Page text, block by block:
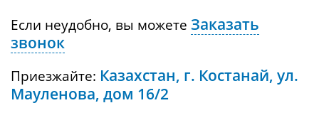
Если неудобно, вы можете Заказать
звонок
Приезжайте: Казахстан, г. Костанай, ул.
Мауленова, дом 16/2